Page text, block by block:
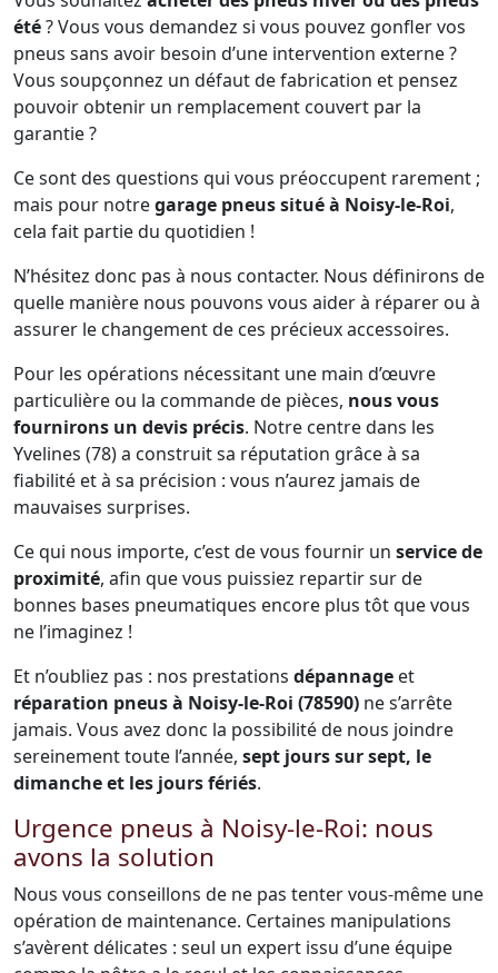
été? Vous vous demandez si vous pouvez gonfler vos
pneus sans avoir besoin d’une intervention externe ?
Vous soupçonnez un défaut de fabrication et pensez
pouvoir obtenir un remplacement couvert par la
garantie ?
Ce sont des questions qui vous préoccupent rarement ;
mais pour notregarage pneus situé à Noisy-le-Roi,
cela fait partie du quotidien !
N’hésitez donc pas à nous contacter. Nous définirons de
quelle manière nous pouvons vous aider à réparer ou à
assurer le changement de ces précieux accessoires.
Pour les opérations nécessitant une main d’œuvre
particulière ou la commande de pièces, nous vous
fournirons un devis précis. Notre centre dans les
Yvelines (78) a construit sa réputation grâce à sa
fiabilité et à sa précision : vous n’aurez jamais de
mauvaises surprises.
Ce qui nous importe, c’est de vous fournir un service de
proximité, afin que vous puissiez repartir sur de
bonnes bases pneumatiques encore plus tôt que vous
ne l’imaginez !
Et n’oubliez pas : nos prestations dépannage et
réparation pneus à Noisy-le-Roi (78590) ne s’arrête
jamais. Vous avez donc la possibilité de nous joindre
sereinement toute l’année, sept jours sur sept, le
dimanche et les jours fériés.
Urgence pneus à Noisy-le-Roi: nous
avons la solution
Nous vous conseillons de ne pas tenter vous-même une
opération de maintenance. Certaines manipulations
s’avèrent délicates : seul un expert issu d’une équipe